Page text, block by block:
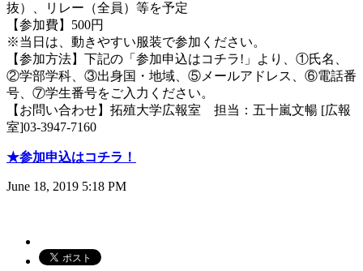
抜）、リレー（全員）等を予定
【参加費】500円
※当日は、動きやすい服装で参加ください。
【参加方法】下記の「参加申込はコチラ!」より、①氏名、
②学部学科、③出身国・地域、⑤メールアドレス、⑥電話番
号、⑦学生番号をご入力ください。
【お問い合わせ】拓殖大学広報室 担当：五十嵐文暢 [広報
室]03-3947-7160
★参加申込はコチラ！
June 18, 2019 5:18 PM